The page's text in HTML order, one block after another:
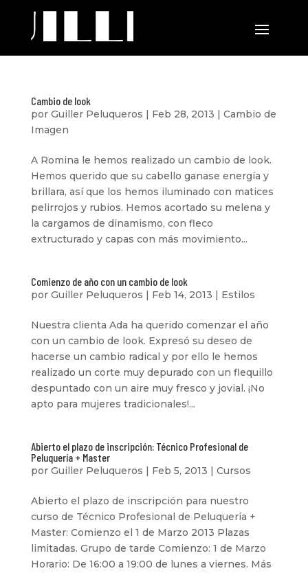
Cambio de look
por Guiller Peluqueros | Feb 28, 2013 | Cambio de
Imagen
A Romina le hemos realizado un cambio de look.
Hemos querido que su cabello ganase energía y
brillara, así que los hemos iluminado con matices
pelirrojos y rubios. Hemos acortado su melena y
la cargamos de dinamismo, con fleco
extructurado y capas con más movimiento...
Comienzo de año con un cambio de look
por Guiller Peluqueros | Feb 14, 2013 | Estilos
Nuestra clienta Ada ha querido comenzar el año
con un cambio de look. Expresó su deseo de
hacerse un cambio radical y por ello le hemos
realizado un corte muy depurado con un flequillo
despuntado con un aire muy fresco y jovial. ¡No
apto para mujeres tradicionales!...
Abierto el plazo de inscripción: Técnico Profesional de
Peluquería + Master
por Guiller Peluqueros | Feb 5, 2013 | Cursos
Abierto el plazo de inscripción para nuestro
curso de Técnico Profesional de Peluquería +
Master: Comienzo el 1 de Marzo 2013 Plazas
limitadas. Grupo de tarde Comienzo: 1 de Marzo
Horario: De 16:00 a 19:00 de lunes a viernes. Más